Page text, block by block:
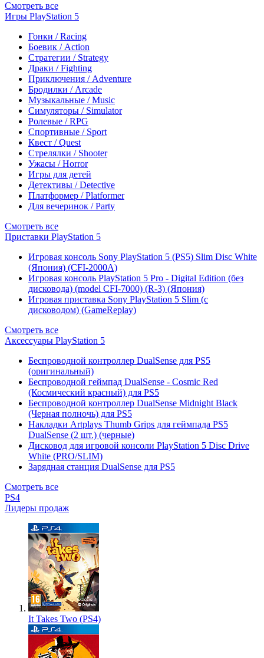
Смотреть все
Игры PlayStation 5
Гонки / Racing
Боевик / Action
Стратегии / Strategy
Драки / Fighting
Приключения / Adventure
Бродилки / Arcade
Музыкальные / Music
Симуляторы / Simulator
Ролевые / RPG
Спортивные / Sport
Квест / Quest
Стрелялки / Shooter
Ужасы / Horror
Игры для детей
Детективы / Detective
Платформер / Platformer
Для вечеринок / Party
Смотреть все
Приставки PlayStation 5
Игровая консоль Sony PlayStation 5 (PS5) Slim Disc White
(Япония) (CFI-2000A)
Игровая консоль PlayStation 5 Pro - Digital Edition (без
дисковода) (model CFI-7000) (R-3) (Япония)
Игровая приставка Sony PlayStation 5 Slim (с
дисководом) (GameReplay)
Смотреть все
Аксессуары PlayStation 5
Беспроводной контроллер DualSense для PS5
(оригинальный)
Беспроводной геймпад DualSense - Cosmic Red
(Космический красный) для PS5
Беспроводной контроллер DualSense Midnight Black
(Черная полночь) для PS5
Накладки Artplays Thumb Grips для геймпада PS5
DualSense (2 шт.) (черные)
Дисковод для игровой консоли PlayStation 5 Disc Drive
White (PRO/SLIM)
Зарядная станция DualSense для PS5
Смотреть все
PS4
Лидеры продаж
It Takes Two (PS4)